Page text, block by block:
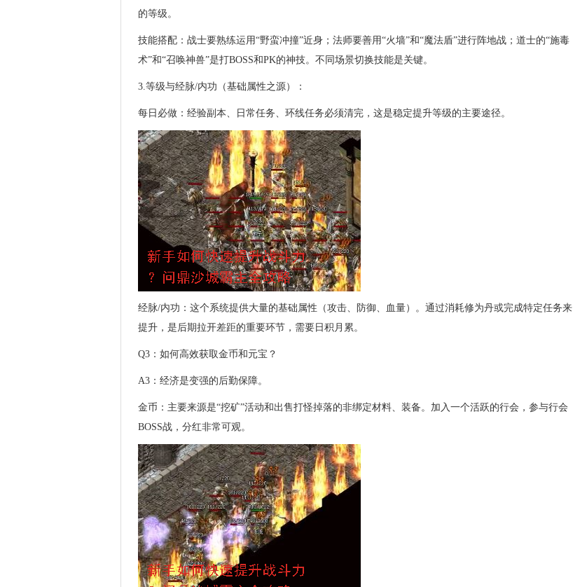
的等级。
技能搭配：战士要熟练运用“野蛮冲撞”近身；法师要善用“火墙”和“魔法盾”进行阵地战；道士的“施毒
术”和“召唤神兽”是打BOSS和PK的神技。不同场景切换技能是关键。
3.等级与经脉/内功（基础属性之源）：
每日必做：经验副本、日常任务、环线任务必须清完，这是稳定提升等级的主要途径。
经脉/内功：这个系统提供大量的基础属性（攻击、防御、血量）。通过消耗修为丹或完成特定任务来
提升，是后期拉开差距的重要环节，需要日积月累。
Q3：如何高效获取金币和元宝？
A3：经济是变强的后勤保障。
金币：主要来源是“挖矿”活动和出售打怪掉落的非绑定材料、装备。加入一个活跃的行会，参与行会
BOSS战，分红非常可观。